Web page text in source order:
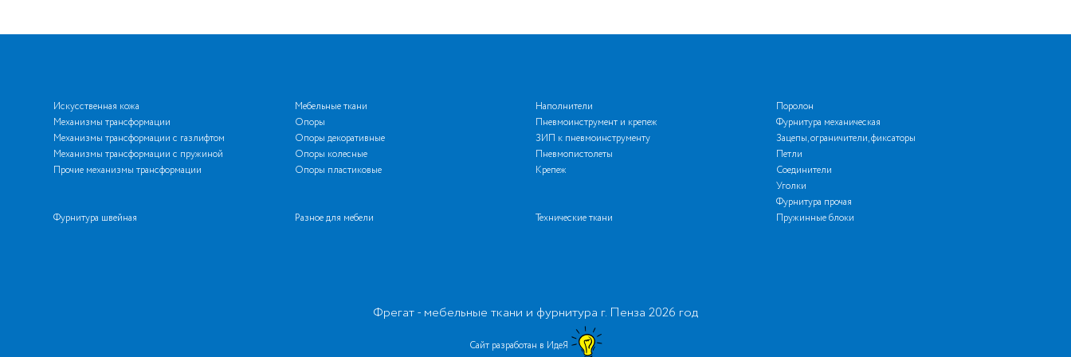
Искусственная кожа Мебельные ткани Наполнители
Поролон
Механизмы трансформации
Механизмы трансформации с газлифтом
Механизмы трансформации с пружиной
Прочие механизмы трансформации
Опоры
Опоры декоративные
Опоры колесные
Опоры пластиковые
Пневмоинструмент и крепеж
ЗИП к пневмоинструменту
Пневмопистолеты
Крепеж
Фурнитура механическая
Зацепы, ограничители, фиксаторы
Петли
Соединители
Уголки
Фурнитура прочая
Фурнитура швейная
Разное для мебели Технические ткани Пружинные блоки
Фрегат - мебельные ткани и фурнитура г. Пенза 2026 год
Сайт разработан в ИдеЯ